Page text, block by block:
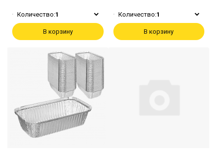
Количество:1
В корзину
Количество:1
В корзину